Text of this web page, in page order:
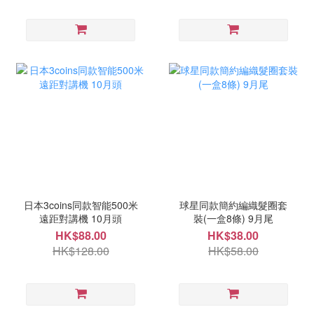
日本3coins同款智能500米
遠距對講機 10月頭
HK$88.00
HK$128.00
球星同款簡約編織髮圈套
裝(一盒8條) 9月尾
HK$38.00
HK$58.00